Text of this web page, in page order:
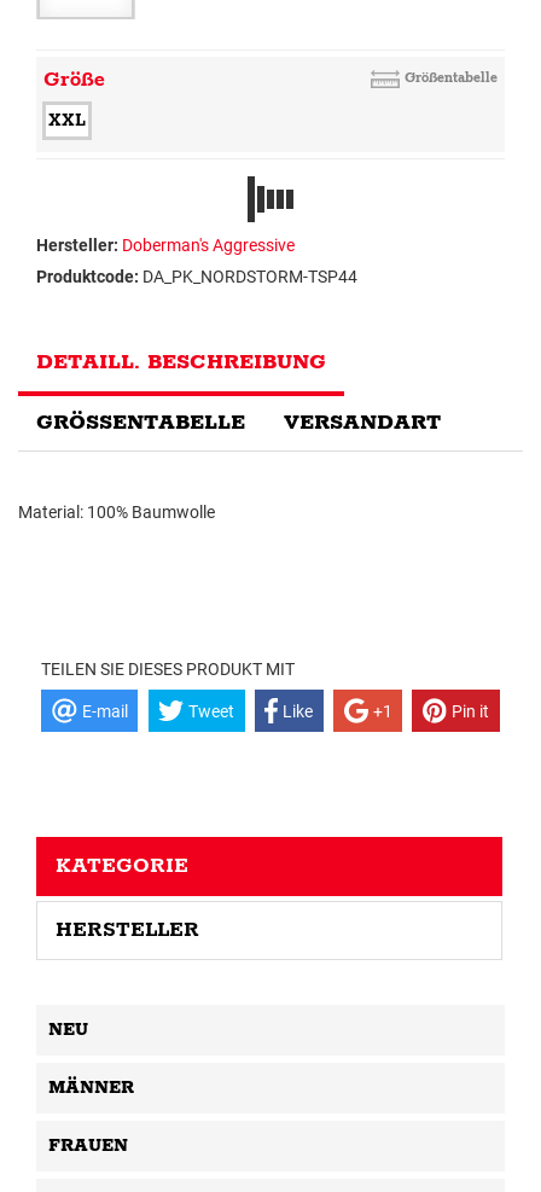
Größe Größentabelle
XXL
Hersteller: Doberman's Aggressive
Produktcode: DA_PK_NORDSTORM-TSP44
DETAILL. BESCHREIBUNG
GRÖSSENTABELLE VERSANDART
Material: 100% Baumwolle
TEILEN SIE DIESES PRODUKT MIT
E-mail Tweet Like +1 Pin it
KATEGORIE
HERSTELLER
NEU
MÄNNER
FRAUEN